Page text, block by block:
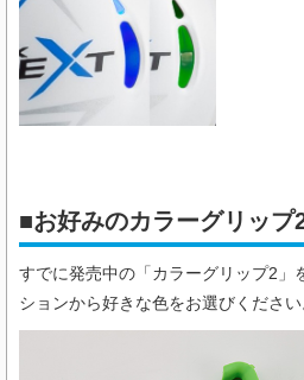
■お好みのカラーグリップ
すでに発売中の「カラーグリップ2」
ションから好きな色をお選びください